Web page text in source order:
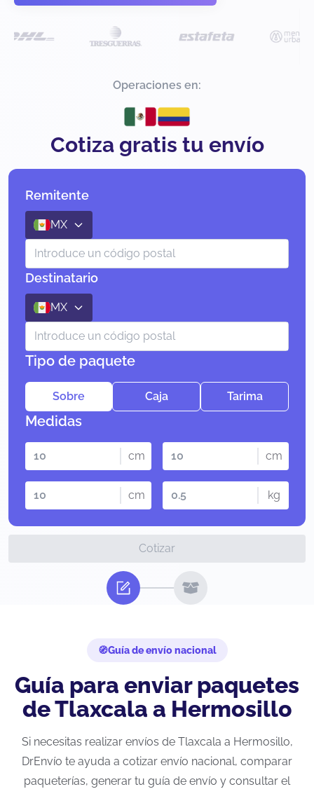
Operaciones en:
Cotiza gratis tu envío
Remitente
MX
Destinatario
MX
Tipo de paquete
Sobre Caja Tarima
Medidas
cm cm
cm kg
Cotizar
Guía de envío nacional
Guía para enviar paquetes
de Tlaxcala a Hermosillo
Si necesitas realizar envíos de Tlaxcala a Hermosillo,
DrEnvío te ayuda a cotizar envío nacional, comparar
paqueterías, generar tu guía de envío y consultar el